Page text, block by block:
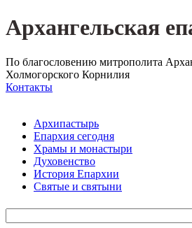
Архангельская
По благословению митрополита
Холмогорского Корнилия
Контакты
Архипастырь
Епархия сегодня
Храмы и монастыри
Духовенство
История Епархии
Святые и святыни